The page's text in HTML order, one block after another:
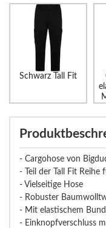
Schwarz Tall Fit
- Cargohose von
- Teil der Tall Fit Reihe
- Vielseitige Hose
- Robuster
- Mit elastischem
- Einknopfverschluss